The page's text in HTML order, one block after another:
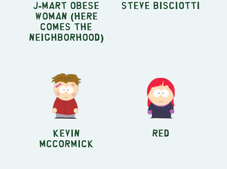
J-Mart Obese
Woman (Here
Comes the
Neighborhood)
Steve Bisciotti
Kevin
McCormick
Red